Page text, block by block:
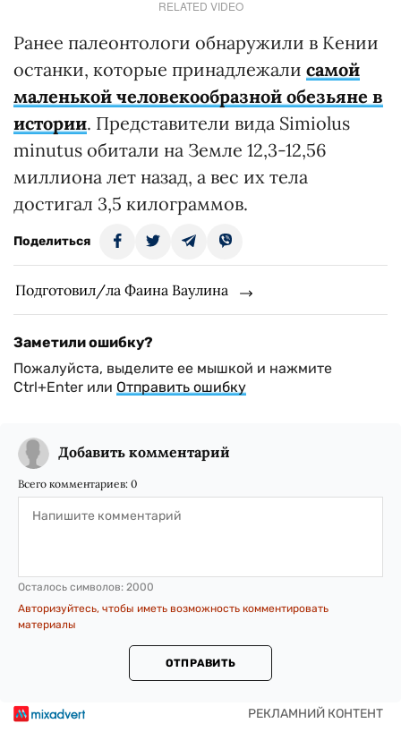
RELATED VIDEO
Ранее палеонтологи обнаружили в Кении
останки, которые принадлежали самой
маленькой человекообразной обезьяне в
истории. Представители вида Simiolus
minutus обитали на Земле 12,3-12,56
миллиона лет назад, а вес их тела
достигал 3,5 килограммов.
Поделиться
Подготовил/ла Фаина Ваулина
Заметили ошибку?
Пожалуйста, выделите ее мышкой и нажмите
Ctrl+Enter или Отправить ошибку
Добавить комментарий
Всего комментариев: 0
Осталось символов: 2000
Авторизуйтесь, чтобы иметь возможность комментировать
материалы
ОТПРАВИТЬ